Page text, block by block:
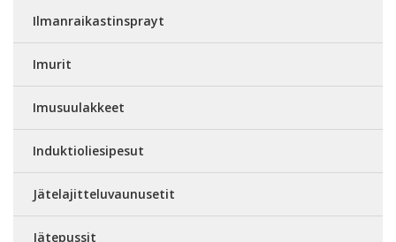
Ilmanraikastinsprayt
Imurit
Imusuulakkeet
Induktioliesipesut
Jätelajitteluvaunusetit
Jätepussit